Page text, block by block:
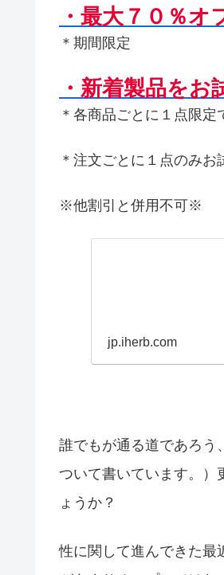
・最大７０％
＊期間限定
・新着製品を
＊各商品ごとに１点限
＊注文ごとに１点のみ
※他割引と併用不可※
jp.iherb.com
誰でもが通る道であろう
ついて書いています。）
ょうか？
性に関して進んできた最